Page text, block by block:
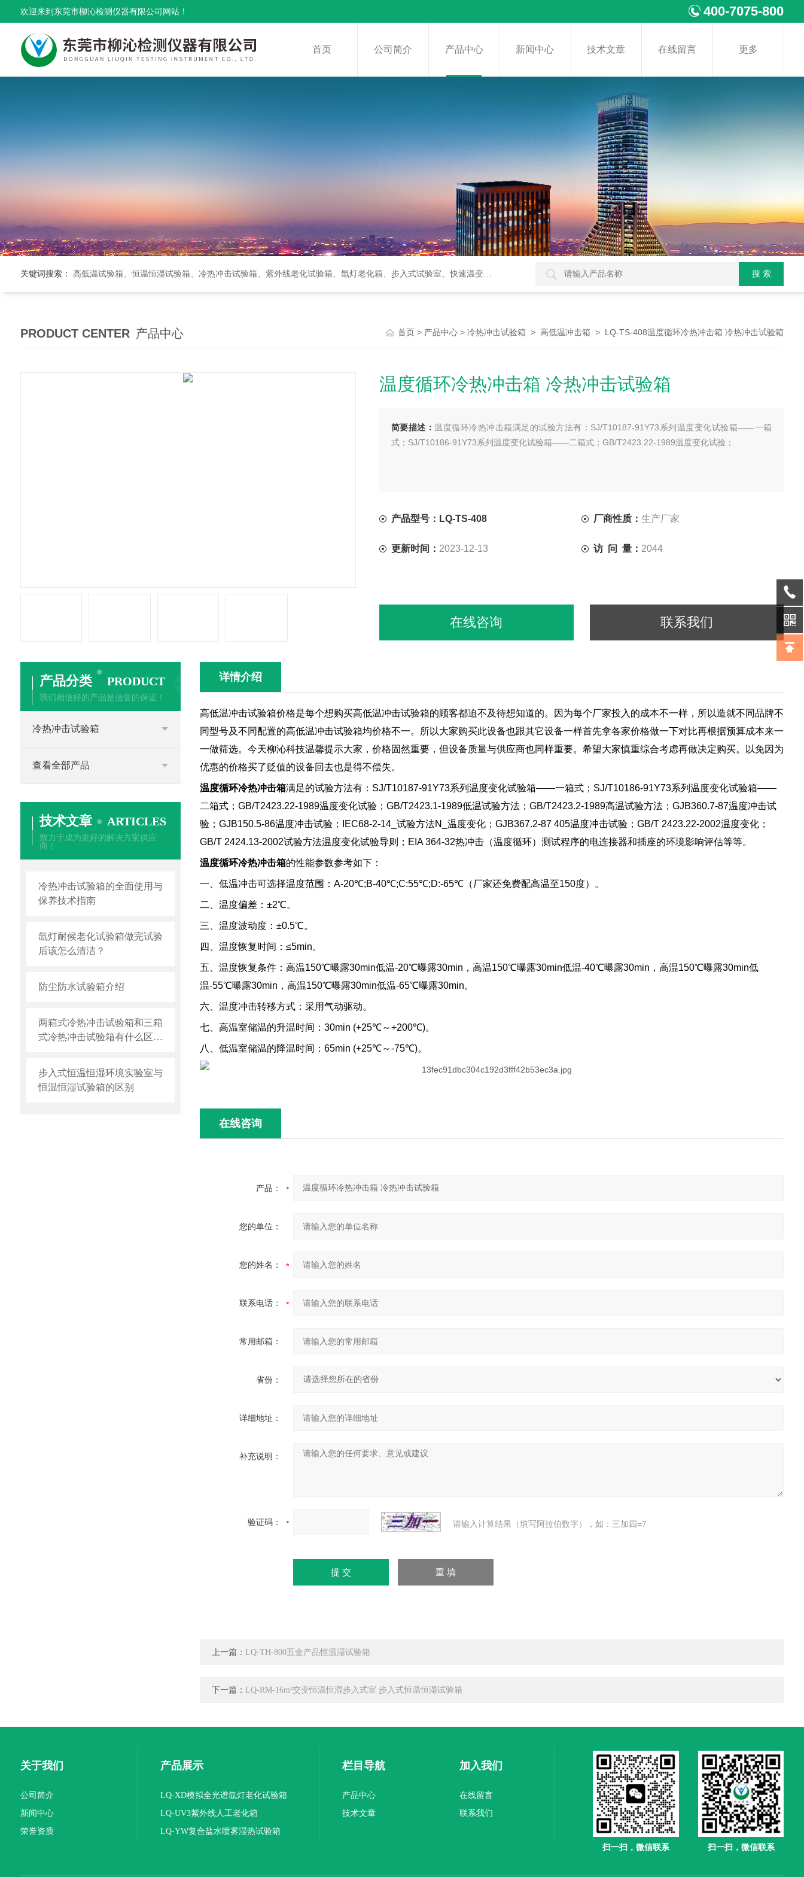
欢迎来到东莞市柳沁检测仪器有限公司网站！ 400-7075-800
首页 公司简介 产品中心 新闻中心 技术文章 在线留言 更多
关键词搜索： 高低温试验箱、恒温恒湿试验箱、冷热冲击试验箱、紫外线老化试验箱、氙灯老化箱、步入式试验室、快速温变箱、盐雾试验箱等等
PRODUCT CENTER 产品中心 首页 > 产品中心 >冷热冲击试验箱 >高低温冲击箱 > LQ-TS-408温度循环冷热冲击箱 冷热冲击试验箱
温度循环冷热冲击箱 冷热冲击试验箱
简要描述：温度循环冷热冲击箱满足的试验方法有：SJ/T10187-91Y73系列温度变化试验箱——一箱
式；SJ/T10186-91Y73系列温度变化试验箱——二箱式；GB/T2423.22-1989温度变化试验；
产品型号：LQ-TS-408 厂商性质：生产厂家
更新时间： 2023-12-13 访 问 量： 2044
在线咨询 联系我们
详情介绍
高低温冲击试验箱价格是每个想购买高低温冲击试验箱的顾客都迫不及待想知道的。因为每个厂家投入的成本不一样，所以造就不同品牌不
同型号及不同配置的高低温冲击试验箱均价格不一。所以大家购买此设备也跟其它设备一样首先拿各家价格做一下对比再根据预算成本来一
一做筛选。今天柳沁科技温馨提示大家，价格固然重要，但设备质量与供应商也同样重要。希望大家慎重综合考虑再做决定购买。以免因为
优惠的价格买了贬值的设备回去也是得不偿失。
温度循环冷热冲击箱满足的试验方法有：SJ/T10187-91Y73系列温度变化试验箱——一箱式；SJ/T10186-91Y73系列温度变化试验箱——
二箱式；GB/T2423.22-1989温度变化试验；GB/T2423.1-1989低温试验方法；GB/T2423.2-1989高温试验方法；GJB360.7-87温度冲击试
验；GJB150.5-86温度冲击试验；IEC68-2-14_试验方法N_温度变化；GJB367.2-87 405温度冲击试验；GB/T 2423.22-2002温度变化；
GB/T 2424.13-2002试验方法温度变化试验导则；EIA 364-32热冲击（温度循环）测试程序的电连接器和插座的环境影响评估等等。
温度循环冷热冲击箱的性能参数参考如下：
一、低温冲击可选择温度范围：A-20℃;B-40℃;C:55℃;D:-65℃（厂家还免费配高温至150度）。
二、温度偏差：±2℃。
三、温度波动度：±0.5℃。
四、温度恢复时间：≤5min。
五、温度恢复条件：高温150℃曝露30min低温-20℃曝露30min，高温150℃曝露30min低温-40℃曝露30min，高温150℃曝露30min低
温-55℃曝露30min，高温150℃曝露30min低温-65℃曝露30min。
六、温度冲击转移方式：采用气动驱动。
七、高温室储温的升温时间：30min (+25℃～+200℃)。
八、低温室储温的降温时间：65min (+25℃～-75℃)。
在线咨询
产品：
您的单位：
您的姓名：
联系电话：
常用邮箱：
省份：
详细地址：
补充说明：
验证码： 请输入计算结果（填写阿拉伯数字），如：三加四=7
上一篇： LQ-TH-800五金产品恒温湿试验箱
下一篇： LQ-RM-16m³交变恒温恒湿步入式室 步入式恒温恒湿试验箱
产品分类 PRODUCT
我们相信好的产品是信誉的保证！
冷热冲击试验箱
查看全部产品
技术文章 ARTICLES
致力于成为更好的解决方案供应
商！
冷热冲击试验箱的全面使用与
保养技术指南
氙灯耐候老化试验箱做完试验
后该怎么清洁？
防尘防水试验箱介绍
两箱式冷热冲击试验箱和三箱
式冷热冲击试验箱有什么区
步入式恒温恒湿环境实验室与
恒温恒湿试验箱的区别
关于我们
公司简介
新闻中心
荣誉资质
产品展示
LQ-XD模拟全光谱氙灯老化试验箱
LQ-UV3紫外线人工老化箱
LQ-YW复合盐水喷雾湿热试验箱
栏目导航
产品中心
技术文章
加入我们
在线留言
联系我们
扫一扫，微信联系 扫一扫，微信联系